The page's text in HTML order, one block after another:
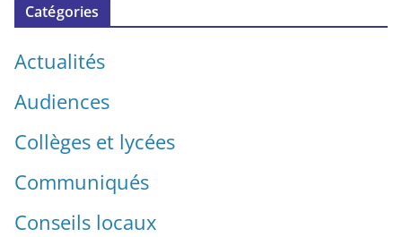
Catégories
Actualités
Audiences
Collèges et lycées
Communiqués
Conseils locaux